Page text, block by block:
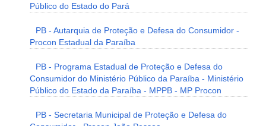
Público do Estado do Pará
PB - Autarquia de Proteção e Defesa do Consumidor -
Procon Estadual da Paraíba
PB - Programa Estadual de Proteção e Defesa do
Consumidor do Ministério Público da Paraíba - Ministério
Público do Estado da Paraíba - MPPB - MP Procon
PB - Secretaria Municipal de Proteção e Defesa do